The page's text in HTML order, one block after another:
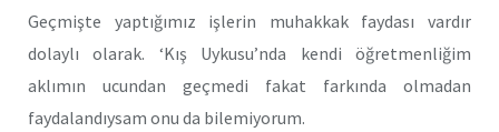
Geçmişte yaptığımız işlerin muhakkak faydası vardır
dolaylı olarak. ‘Kış Uykusu’nda kendi öğretmenliğim
aklımın ucundan geçmedi fakat farkında olmadan
faydalandıysam onu da bilemiyorum.